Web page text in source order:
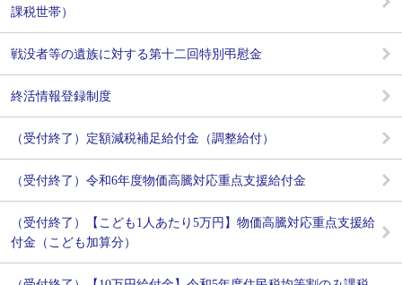
課税世帯）
戦没者等の遺族に対する第十二回特別弔慰金
終活情報登録制度
（受付終了）定額減税補足給付金（調整給付）
（受付終了）令和6年度物価高騰対応重点支援給付金
（受付終了）【こども1人あたり5万円】物価高騰対応重点支援給
付金（こども加算分）